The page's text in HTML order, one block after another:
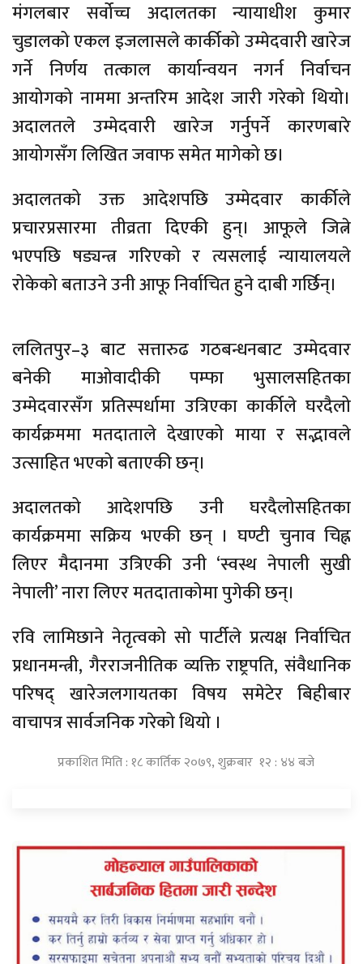
मंगलबार सर्वोच्च अदालतका न्यायाधीश कुमार
चुडालको एकल इजलासले कार्कीको उम्मेदवारी खारेज
गर्ने निर्णय तत्काल कार्यान्वयन नगर्न निर्वाचन
आयोगको नाममा अन्तरिम आदेश जारी गरेको थियो।
अदालतले उम्मेदवारी खारेज गर्नुपर्ने कारणबारे
आयोगसँग लिखित जवाफ समेत मागेको छ।
अदालतको उक्त आदेशपछि उम्मेदवार कार्कीले
प्रचारप्रसारमा तीव्रता दिएकी हुन्। आफूले जित्ने
भएपछि षड्यन्त्र गरिएको र त्यसलाई न्यायालयले
रोकेको बताउने उनी आफू निर्वाचित हुने दाबी गर्छिन्।
ललितपुर–३ बाट सत्तारुढ गठबन्धनबाट उम्मेदवार
बनेकी माओवादीकी पम्फा भुसालसहितका
उम्मेदवारसँग प्रतिस्पर्धामा उत्रिएका कार्कीले घरदैलो
कार्यक्रममा मतदाताले देखाएको माया र सद्भावले
उत्साहित भएको बताएकी छन्।
अदालतको आदेशपछि उनी घरदैलोसहितका
कार्यक्रममा सक्रिय भएकी छन् । घण्टी चुनाव चिह्न
लिएर मैदानमा उत्रिएकी उनी ‘स्वस्थ नेपाली सुखी
नेपाली’ नारा लिएर मतदाताकोमा पुगेकी छन्।
रवि लामिछाने नेतृत्वको सो पार्टीले प्रत्यक्ष निर्वाचित
प्रधानमन्त्री, गैरराजनीतिक व्यक्ति राष्ट्रपति, संवैधानिक
परिषद् खारेजलगायतका विषय समेटेर बिहीबार
वाचापत्र सार्वजनिक गरेको थियो ।
प्रकाशित मिति : १८ कार्तिक २०७९, शुक्रबार १२ : ४४ बजे